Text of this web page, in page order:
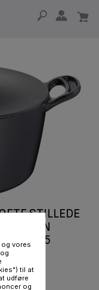
STILLEDE
IRON
vores
til at
udføre
og